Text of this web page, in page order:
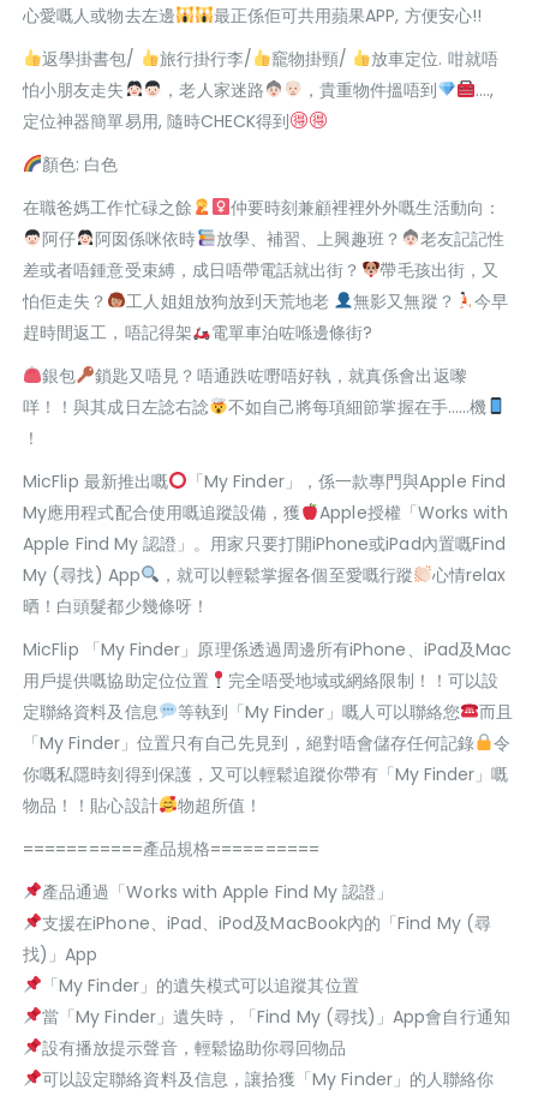
心愛嘅人或物去左邊
最正係佢可共用蘋果APP, 方便安心!!
返學掛書包/
旅行掛行李/ 竉物掛頸/
放車定位. 咁就唔
怕小朋友走失
，老人家迷路 ，貴重物件搵唔到
….,
定位神器簡單易用, 隨時CHECK得到
顏色: 白色
在職爸媽工作忙碌之餘
仲要時刻兼顧裡裡外外嘅生活動向：
阿仔
阿囡係咪依時 放學、補習、上興趣班？
老友記記性
差或者唔鍾意受束縛，成日唔帶電話就出街？
帶毛孩出街，又
怕佢走失？
工人姐姐放狗放到天荒地老 無影又無蹤？
今早
趕時間返工，唔記得架
電單車泊咗喺邊條街?
銀包
鎖匙又唔見？唔通跌咗嘢唔好執，就真係會出返嚟
咩！！與其成日左諗右諗
不如自己將每項細節掌握在手……機
！
MicFlip 最新推出嘅
「My Finder」，係一款專門與Apple Find
My應用程式配合使用嘅追蹤設備，獲
Apple授權「Works with
Apple Find My 認證」。用家只要打開iPhone或iPad內置嘅Find
My (尋找) App
，就可以輕鬆掌握各個至愛嘅行蹤
心情relax
晒！白頭髮都少幾條呀！
MicFlip 「My Finder」原理係透過周邊所有iPhone、iPad及Mac
用戶提供嘅協助定位位置
完全唔受地域或網絡限制！！可以設
定聯絡資料及信息
等執到「My Finder」嘅人可以聯絡您
而且
「My Finder」位置只有自己先見到，絕對唔會儲存任何記錄
令
你嘅私隱時刻得到保護，又可以輕鬆追蹤你帶有「My Finder」嘅
物品！！貼心設計
物超所值！
===========產品規格==========
產品通過「Works with Apple Find My 認證」
支援在iPhone、iPad、iPod及MacBook內的「Find My (尋
找)」App
「My Finder」的遺失模式可以追蹤其位置
當「My Finder」遺失時，「Find My (尋找)」App會自行通知
設有播放提示聲音，輕鬆協助你尋回物品
可以設定聯絡資料及信息，讓拾獲「My Finder」的人聯絡你